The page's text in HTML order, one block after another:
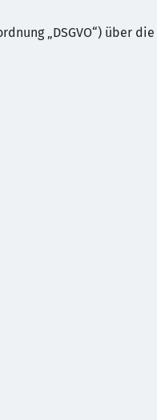
„DSGVO“) über